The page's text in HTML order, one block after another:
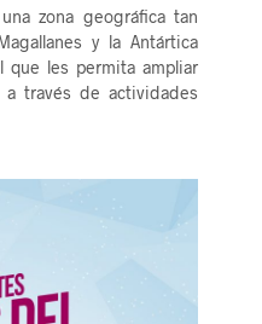
zona geográfica tan
y la Antártica
que les permita ampliar
a través de actividades